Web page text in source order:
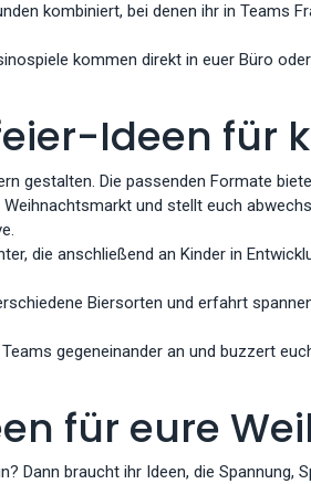
kombiniert, bei denen ihr in Teams
kommen direkt in euer Büro
Ideen für
gestalten. Die passenden Formate
Weihnachtsmarkt und stellt euch
die anschließend an Kinder in
Biersorten und erfahrt
gegeneinander an und buzzert
für eure
Dann braucht ihr Ideen, die